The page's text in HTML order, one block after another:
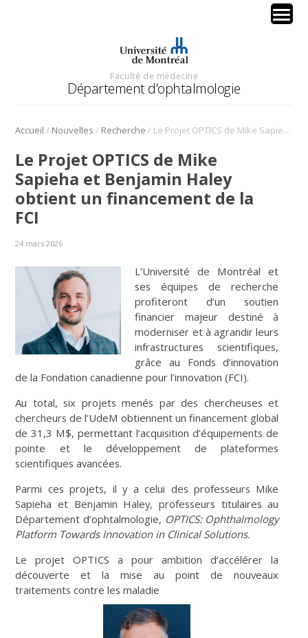
Faculté de médecine
Département d'ophtalmologie
Accueil / Nouvelles / Recherche / Le Projet OPTICS de Mike Sapieha et Benjamin Haley obtient un financement de la FCI
Le Projet OPTICS de Mike
Sapieha et Benjamin Haley
obtient un financement de la
FCI
24 mars 2026
L’Université de Montréal et
ses équipes de recherche
profiteront d’un soutien
financier majeur destiné à
moderniser et à agrandir leurs
infrastructures scientifiques,
grâce au Fonds d’innovation
de la Fondation canadienne pour l’innovation (FCI).
Au total, six projets menés par des chercheuses et
chercheurs de l’UdeM obtiennent un financement global
de 31,3 M$, permettant l’acquisition d’équipements de
pointe et le développement de plateformes
scientifiques avancées.
Parmi ces projets, il y a celui des professeurs Mike
Sapieha et Benjamin Haley, professeurs titulaires au
Département d’ophtalmologie, OPTICS: Ophthalmology
Platform Towards Innovation in Clinical Solutions.
Le projet OPTICS a pour ambition d’accélérer la
découverte et la mise au point de nouveaux
traitements contre les maladie